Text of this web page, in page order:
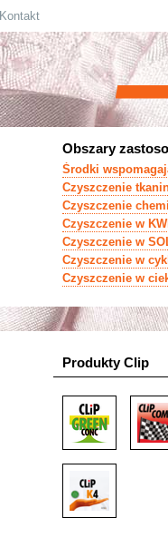
Kontakt
Obszary
Środki
Czyszczenie
Czyszczenie
Czyszczenie w
Czyszczenie w
Czyszczenie w
Czyszczenie w
Produkty Clip
select language